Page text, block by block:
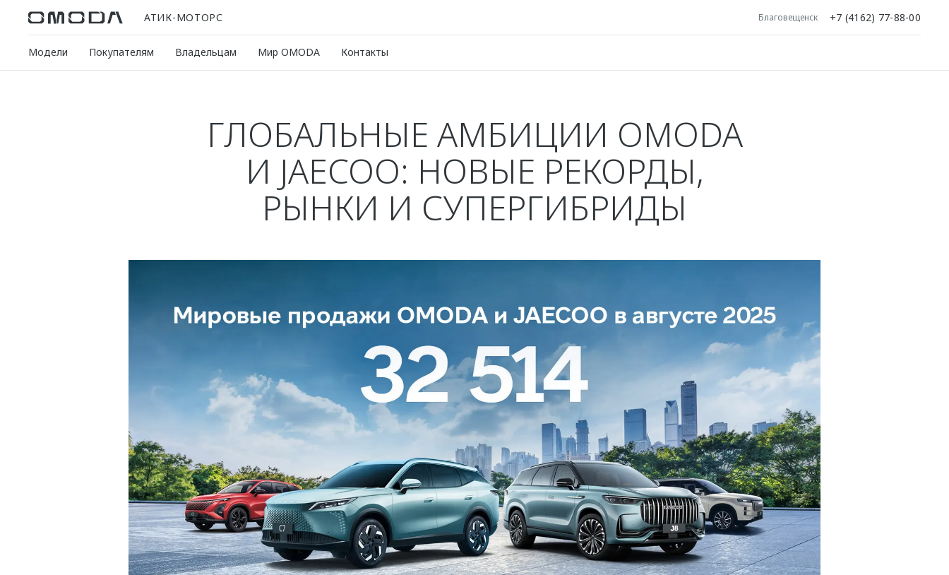
АТИК-МОТОРС Благовещенск +7 (4162) 77-88-00
Модели Покупателям Владельцам Мир OMODA Контакты
ГЛОБАЛЬНЫЕ АМБИЦИИ OMODA
И JAECOO: НОВЫЕ РЕКОРДЫ,
РЫНКИ И СУПЕРГИБРИДЫ